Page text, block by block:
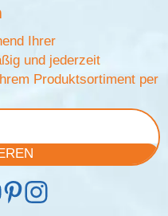
Ihrer
und jederzeit
Produktsortiment per